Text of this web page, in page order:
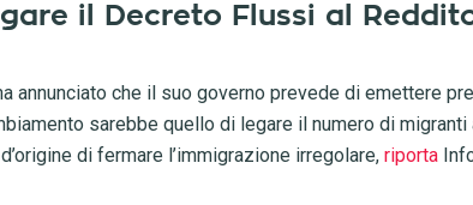
il Decreto Flussi al
annunciato che il suo governo prevede di emettere
sarebbe quello di legare il numero di
di fermare l’immigrazione irregolare, riporta